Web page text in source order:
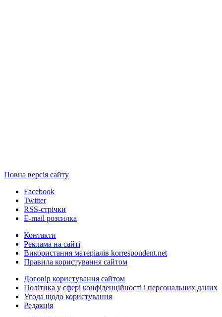
Повна версія сайту
Facebook
Twitter
RSS-стрічки
E-mail розсилка
Контакти
Реклама на сайті
Використання матеріалів korrespondent.net
Правила користування сайтом
Договір користування сайтом
Політика у сфері конфіденційності і персональних даних
Угода щодо користування
Редакція